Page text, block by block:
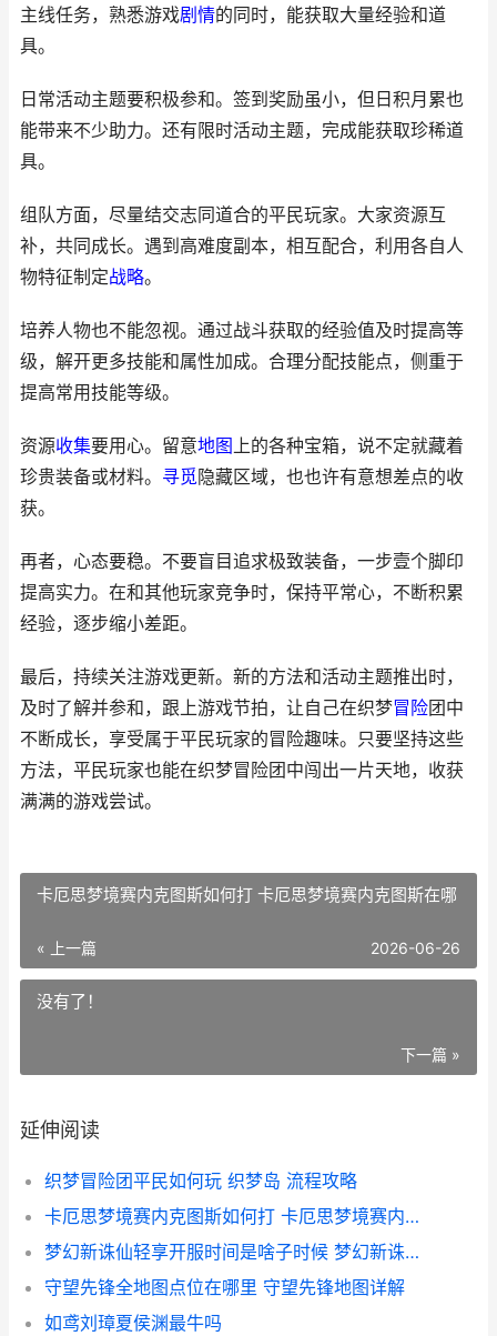
主线任务，熟悉游戏剧情的同时，能获取大量经验和道
具。
日常活动主题要积极参和。签到奖励虽小，但日积月累也
能带来不少助力。还有限时活动主题，完成能获取珍稀道
具。
组队方面，尽量结交志同道合的平民玩家。大家资源互
补，共同成长。遇到高难度副本，相互配合，利用各自人
物特征制定战略。
培养人物也不能忽视。通过战斗获取的经验值及时提高等
级，解开更多技能和属性加成。合理分配技能点，侧重于
提高常用技能等级。
资源收集要用心。留意地图上的各种宝箱，说不定就藏着
珍贵装备或材料。 寻觅隐藏区域，也也许有意想差点的收
获。
再者，心态要稳。不要盲目追求极致装备，一步壹个脚印
提高实力。在和其他玩家竞争时，保持平常心，不断积累
经验，逐步缩小差距。
最后，持续关注游戏更新。新的方法和活动主题推出时，
及时了解并参和，跟上游戏节拍，让自己在织梦冒险团中
不断成长，享受属于平民玩家的冒险趣味。只要坚持这些
方法，平民玩家也能在织梦冒险团中闯出一片天地，收获
满满的游戏尝试。
卡厄思梦境赛内克图斯如何打 卡厄思梦境赛内克图斯在哪
« 上一篇 2026-06-26
没有了！
下一篇 »
延伸阅读
织梦冒险团平民如何玩 织梦岛 流程攻略
卡厄思梦境赛内克图斯如何打 卡厄思梦境赛内克图斯在哪
梦幻新诛仙轻享开服时间是啥子时候 梦幻新诛仙轻享版激活码
守望先锋全地图点位在哪里 守望先锋地图详解
如鸢刘璋夏侯渊最牛吗